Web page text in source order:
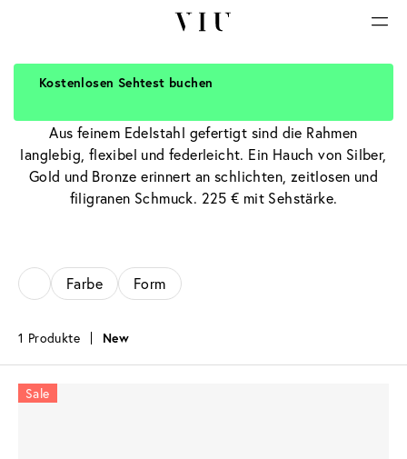
Aus feinem Edelstahl gefertigt sind die Rahmen
langlebig, flexibel und federleicht. Ein Hauch von Silber,
Gold und Bronze erinnert an schlichten, zeitlosen und
filigranen Schmuck. 225 € mit Sehstärke.
Farbe Form
1 Produkte New
Sale
Kostenlosen Sehtest buchen